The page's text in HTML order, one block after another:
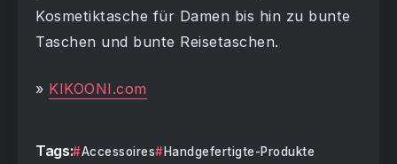
Kosmetiktasche für Damen bis hin zu bunte
Taschen und bunte Reisetaschen.
» KIKOONI.com
Tags: Accessoires
Handgefertigte-Produkte